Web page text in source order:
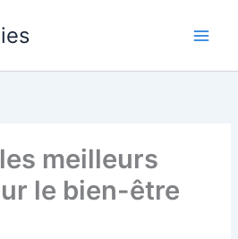
meilleurs
le bien-être